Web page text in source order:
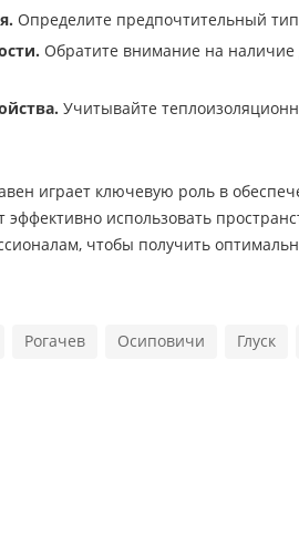
Определите предпочтительный
Обратите внимание на наличие
Учитывайте
играет ключевую роль в
эффективно использовать
чтобы получить
Рогачев Осиповичи Глуск